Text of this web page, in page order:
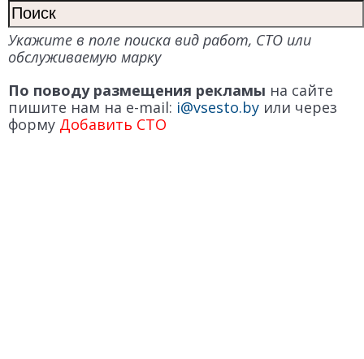
Укажите в поле поиска вид работ, СТО или
обслуживаемую марку
По поводу размещения рекламы на сайте
пишите нам на e-mail: i@vsesto.by или через
форму Добавить СТО